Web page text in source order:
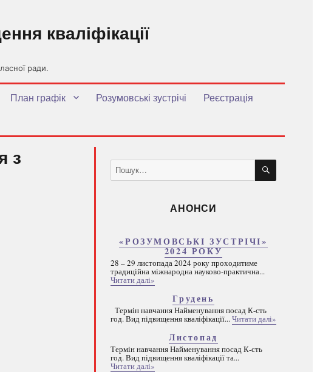
ради.
кваліфікації
План графік Розумовські зустрічі
Реєстрація
з
Пошук
за
ШУКАТИ
АНОНСИ
«РОЗУМОВСЬКІ ЗУСТРІЧІ»
2024 РОКУ
28 – 29 листопада 2024 року проходитиме
традиційна міжнародна науково-практична...
Читати далі»
Грудень
Термін навчання Найменування посад К-сть
год. Вид підвищення кваліфікації...Читати далі»
Листопад
Термін навчання Найменування посад К-сть
год. Вид підвищення кваліфікації та...
Читати далі»